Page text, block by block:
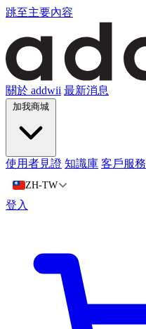
跳至主要內容
關於 addwii 最新消息
加我商城
使用者見證 知識庫 客戶服務
ZH-TW
登入